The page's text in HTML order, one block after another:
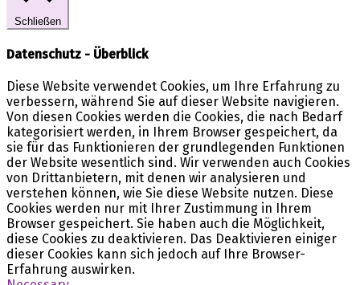
Schließen
Datenschutz - Überblick
Diese Website verwendet Cookies, um Ihre Erfahrung zu
verbessern, während Sie auf dieser Website navigieren.
Von diesen Cookies werden die Cookies, die nach Bedarf
kategorisiert werden, in Ihrem Browser gespeichert, da
sie für das Funktionieren der grundlegenden Funktionen
der Website wesentlich sind. Wir verwenden auch Cookies
von Drittanbietern, mit denen wir analysieren und
verstehen können, wie Sie diese Website nutzen. Diese
Cookies werden nur mit Ihrer Zustimmung in Ihrem
Browser gespeichert. Sie haben auch die Möglichkeit,
diese Cookies zu deaktivieren. Das Deaktivieren einiger
dieser Cookies kann sich jedoch auf Ihre Browser-
Erfahrung auswirken.